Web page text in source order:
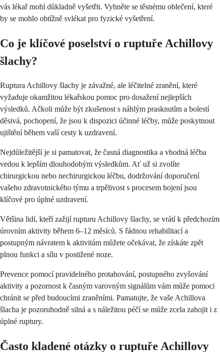
vás lékař mohl důkladně vyšetřit. Vyhněte se těsnému oblečení, které
by se mohlo obtížně svlékat pro fyzické vyšetření.
Co je klíčové poselství o ruptuře Achillovy
šlachy?
Ruptura Achillovy šlachy je závažné, ale léčitelné zranění, které
vyžaduje okamžitou lékařskou pomoc pro dosažení nejlepších
výsledků. Ačkoli může být zkušenost s náhlým prasknutím a bolestí
děsivá, pochopení, že jsou k dispozici účinné léčby, může poskytnout
ujištění během vaší cesty k uzdravení.
Nejdůležitější je si pamatovat, že časná diagnostika a vhodná léčba
vedou k lepším dlouhodobým výsledkům. Ať už si zvolíte
chirurgickou nebo nechirurgickou léčbu, dodržování doporučení
vašeho zdravotnického týmu a trpělivost s procesem hojení jsou
klíčové pro úplné uzdravení.
Většina lidí, kteří zažijí rupturu Achillovy šlachy, se vrátí k předchozím
úrovním aktivity během 6–12 měsíců. S řádnou rehabilitací a
postupným návratem k aktivitám můžete očekávat, že získáte zpět
plnou funkci a sílu v postižené noze.
Prevence pomocí pravidelného protahování, postupného zvyšování
aktivity a pozornost k časným varovným signálům vám může pomoci
chránit se před budoucími zraněními. Pamatujte, že vaše Achillova
šlacha je pozoruhodně silná a s náležitou péčí se může zcela zahojit i z
úplné ruptury.
Často kladené otázky o ruptuře Achillovy